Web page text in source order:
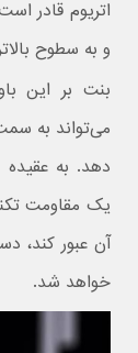
و به سطوح
بنت بر این
می‌تواند به
دهد. به عقیده
یک مقاومت
خواهد شد.